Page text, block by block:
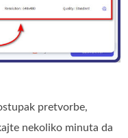
pretvorbe,
nekoliko minuta da